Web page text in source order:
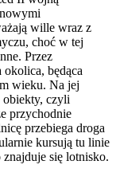
wille wraz z
choć w tej
Przez
okolica, będąca
wieku. Na jej
obiekty, czyli
przychodnie
przebiega droga
kursują tu linie
się lotnisko.